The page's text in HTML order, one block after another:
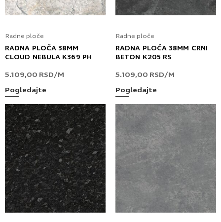
Radne ploče
RADNA PLOČA 38MM
CLOUD NEBULA K369 PH
5.109,00 RSD/M
Pogledajte
Radne ploče
RADNA PLOČA 38MM CRNI
BETON K205 RS
5.109,00 RSD/M
Pogledajte